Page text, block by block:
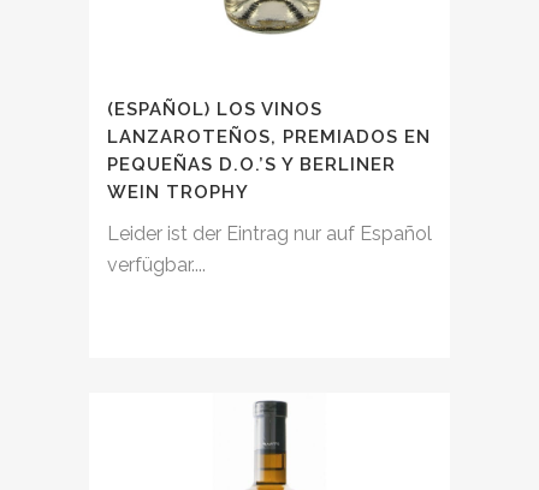
(ESPAÑOL) LOS VINOS
LANZAROTEÑOS, PREMIADOS EN
PEQUEÑAS D.O.’S Y BERLINER
WEIN TROPHY
Leider ist der Eintrag nur auf Español
verfügbar....